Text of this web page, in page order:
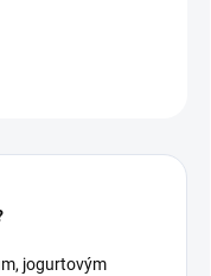
jogurtovým